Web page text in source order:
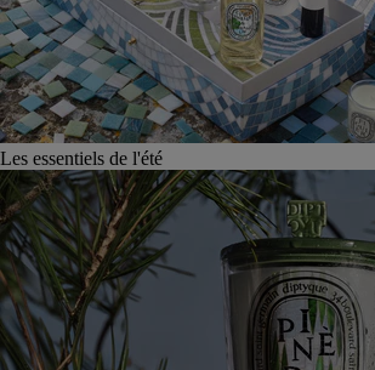
Les essentiels de l'été